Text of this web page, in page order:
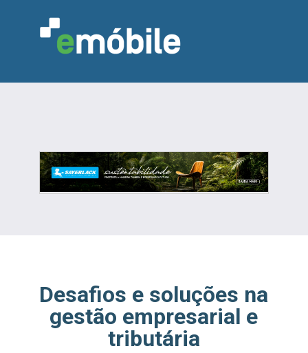
INDÚSTRIA MARCENARIA
DESIGN & DECORAÇÃO
INDICADORES
FEIRAS NOTÍCIAS
Desafios e soluções na
gestão empresarial e
tributária